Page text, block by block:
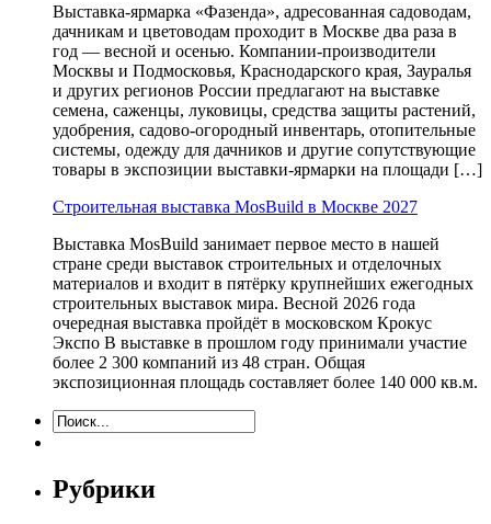
Выставка-ярмарка «Фазенда», адресованная садоводам,
дачникам и цветоводам проходит в Москве два раза в
год — весной и осенью. Компании-производители
Москвы и Подмосковья, Краснодарского края, Зауралья
и других регионов России предлагают на выставке
семена, саженцы, луковицы, средства защиты растений,
удобрения, садово-огородный инвентарь, отопительные
системы, одежду для дачников и другие сопутствующие
товары в экспозиции выставки-ярмарки на площади […]
Строительная выставка MosBuild в Москве 2027
Выставка MosBuild занимает первое место в нашей
стране среди выставок строительных и отделочных
материалов и входит в пятёрку крупнейших ежегодных
строительных выставок мира. Весной 2026 года
очередная выставка пройдёт в московском Крокус
Экспо В выставке в прошлом году принимали участие
более 2 300 компаний из 48 стран. Общая
экспозиционная площадь составляет более 140 000 кв.м.
Рубрики